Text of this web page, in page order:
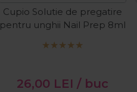
Cupio Solutie de pregatire
pentru unghii Nail Prep 8ml
26,00 LEI / buc